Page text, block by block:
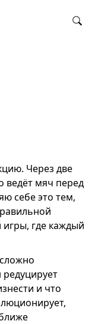
Через две
ведёт мяч перед
себе это тем,
игры, где каждый
и что